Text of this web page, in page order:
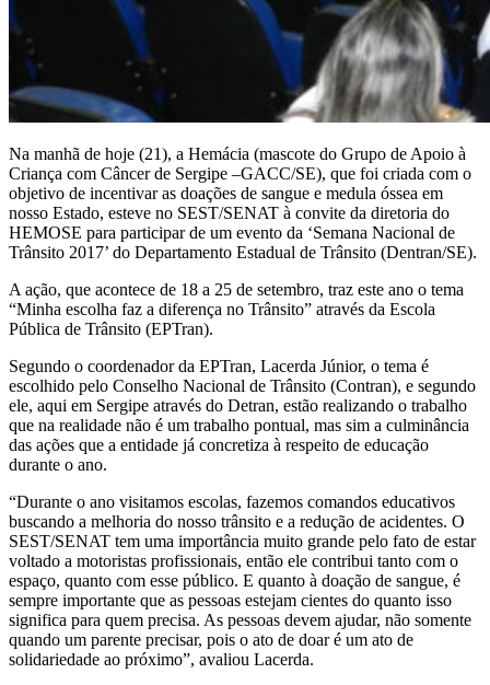
Na manhã de hoje (21), a Hemácia (mascote do Grupo de Apoio à
Criança com Câncer de Sergipe –GACC/SE), que foi criada com o
objetivo de incentivar as doações de sangue e medula óssea em
nosso Estado, esteve no SEST/SENAT à convite da diretoria do
HEMOSE para participar de um evento da ‘Semana Nacional de
Trânsito 2017’ do Departamento Estadual de Trânsito (Dentran/SE).
A ação, que acontece de 18 a 25 de setembro, traz este ano o tema
“Minha escolha faz a diferença no Trânsito” através da Escola
Pública de Trânsito (EPTran).
Segundo o coordenador da EPTran, Lacerda Júnior, o tema é
escolhido pelo Conselho Nacional de Trânsito (Contran), e segundo
ele, aqui em Sergipe através do Detran, estão realizando o trabalho
que na realidade não é um trabalho pontual, mas sim a culminância
das ações que a entidade já concretiza à respeito de educação
durante o ano.
“Durante o ano visitamos escolas, fazemos comandos educativos
buscando a melhoria do nosso trânsito e a redução de acidentes. O
SEST/SENAT tem uma importância muito grande pelo fato de estar
voltado a motoristas profissionais, então ele contribui tanto com o
espaço, quanto com esse público. E quanto à doação de sangue, é
sempre importante que as pessoas estejam cientes do quanto isso
significa para quem precisa. As pessoas devem ajudar, não somente
quando um parente precisar, pois o ato de doar é um ato de
solidariedade ao próximo”, avaliou Lacerda.